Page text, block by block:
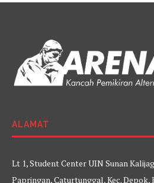
ALAMAT
Lt 1, Student Center UIN Sunan
Papringan, Caturtunggal, Kec. Depok,